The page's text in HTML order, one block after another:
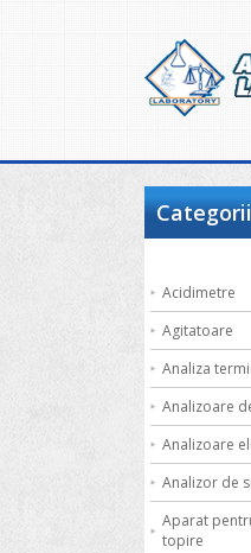
Categorii
Acidimetre
Agitatoare
Analiza
Analizoare
Analizoare
Analizor de
Aparat
topire